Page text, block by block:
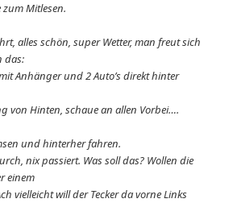
Mitlesen.
alles schön, super Wetter, man freut sich
das:
Anhänger und 2 Auto’s direkt hinter
von Hinten, schaue an allen Vorbei….
und hinterher fahren.
nix passiert. Was soll das? Wollen die
einem
vielleicht will der Tecker da vorne Links